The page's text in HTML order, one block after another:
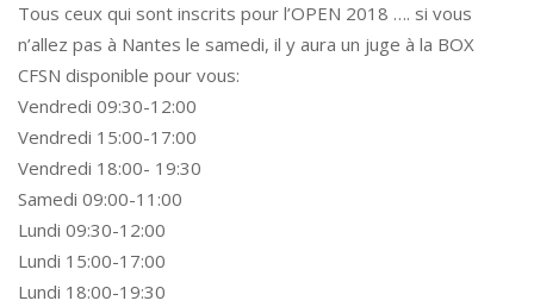
Tous ceux qui sont inscrits pour l’OPEN 2018 …. si vous
n’allez pas à Nantes le samedi, il y aura un juge à la BOX
CFSN disponible pour vous:
Vendredi 09:30-12:00
Vendredi 15:00-17:00
Vendredi 18:00- 19:30
Samedi 09:00-11:00
Lundi 09:30-12:00
Lundi 15:00-17:00
Lundi 18:00-19:30